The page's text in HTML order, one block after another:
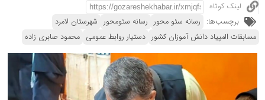
لینک کوتاه
برچسب‌ها: رسانه سئو محور رسانه سئومحور شهرستان لامرد
مسابقات المپیاد دانش آموزان کشور دستیار روابط عمومی محمود صابری زاده